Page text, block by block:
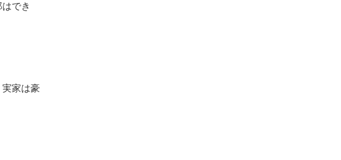
でき
家は豪